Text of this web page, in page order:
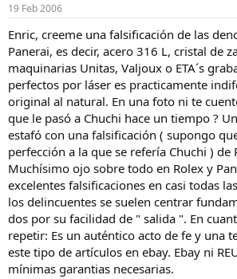
19 Feb 2006
Enric, creeme una falsificación de las
Panerai, es decir, acero 316 L, cristal de
maquinarias Unitas, Valjoux o ETA´s
perfectos por láser es practicamente
original al natural. En una foto ni te
que le pasó a Chuchi hace un tiempo ?
estafó con una falsificación ( supongo
perfección a la que se refería Chuchi ) de
Muchísimo ojo sobre todo en Rolex y
excelentes falsificaciones en casi todas
los delincuentes se suelen centrar
dos por su facilidad de " salida ". En
repetir: Es un auténtico acto de fe y una
este tipo de artículos en ebay. Ebay ni
mínimas garantias necesarias.